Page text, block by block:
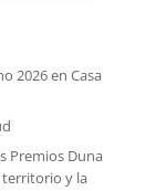
2026 en Casa
Premios Duna
territorio y la